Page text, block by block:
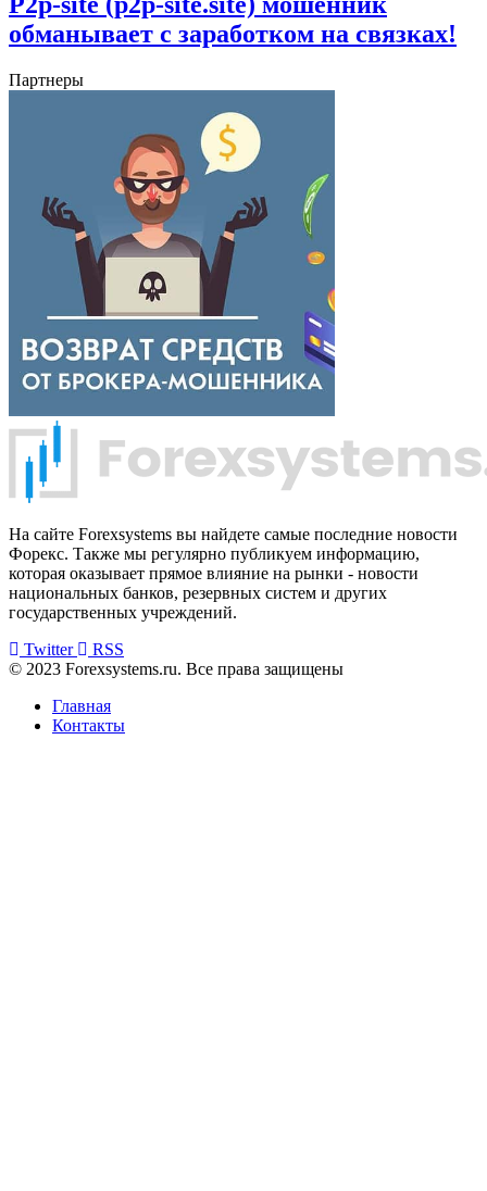
обманывает с заработком на связках!
Партнеры
На сайте Forexsystems вы найдете самые последние новости
Форекс. Также мы регулярно публикуем информацию,
которая оказывает прямое влияние на рынки - новости
национальных банков, резервных систем и других
государственных учреждений.
Twitter
RSS
© 2023 Forexsystems.ru. Все права защищены
Главная
Контакты